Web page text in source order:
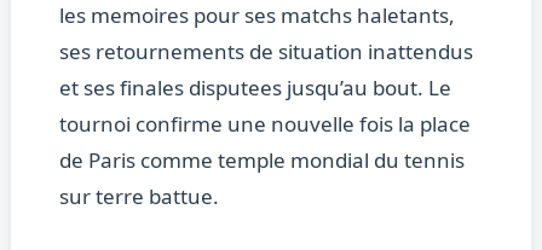
les memoires pour ses matchs haletants,
ses retournements de situation inattendus
et ses finales disputees jusqu’au bout. Le
tournoi confirme une nouvelle fois la place
de Paris comme temple mondial du tennis
sur terre battue.